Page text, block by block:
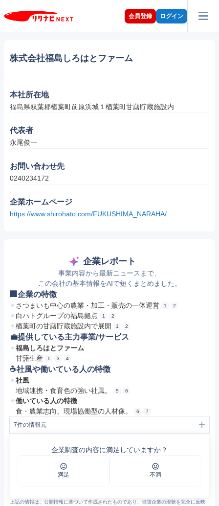
会員登録 ログイン
株式会社福島しろはとファーム
本社所在地
福島県双葉郡楢葉町前原浜城１楢葉町甘藷貯蔵施設内
代表者
永尾俊一
お問い合わせ先
0240234172
企業ホームページ
https://www.shirohato.com/FUKUSHIMA_NARAHA/
企業レポート
事業内容から最新ニュースまで、
この会社の基本情報をAIで短くまとめました。
🏢企業の特徴
さつまいも中心の農業・加工・販売の一体運営 1 2
白ハトグループの福島拠点 1 2
楢葉町の甘藷貯蔵施設内で展開 1 2
💼提供している主力事業/サービス
福島しろはとファーム
甘藷生産
1 3 4
☕️社風や働いている人の特徴
社風
地域連携・食育色の強い社風。
5 6
働いている人の特徴
食・農業志向、現場協働型の人材像。
6 7
7件の情報元
https://www.pref.fukushima.lg.jp/uploaded/attachment/551697.pdf
会社理念・概要 |株式会社福島しろはとファーム
会社理念・概要 | 白ハト食品工業株式会社
企業調査の内容に満足していますか？
満足 不満
上記の情報は、公開情報に基づいて作成されたものであり、当該企業の現状を完全に反映